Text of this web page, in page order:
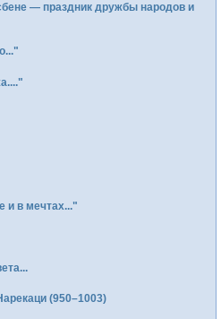
— праздник дружбы народов и
и в мечтах..."
(950–1003)